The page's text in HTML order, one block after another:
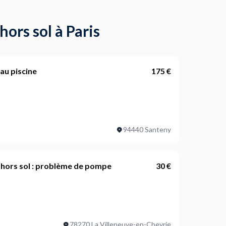
sol à Paris
piscine 175 €
?
94440 Santeny
sol : problème de pompe 30 €
78270 La Villeneuve-en-Chevrie